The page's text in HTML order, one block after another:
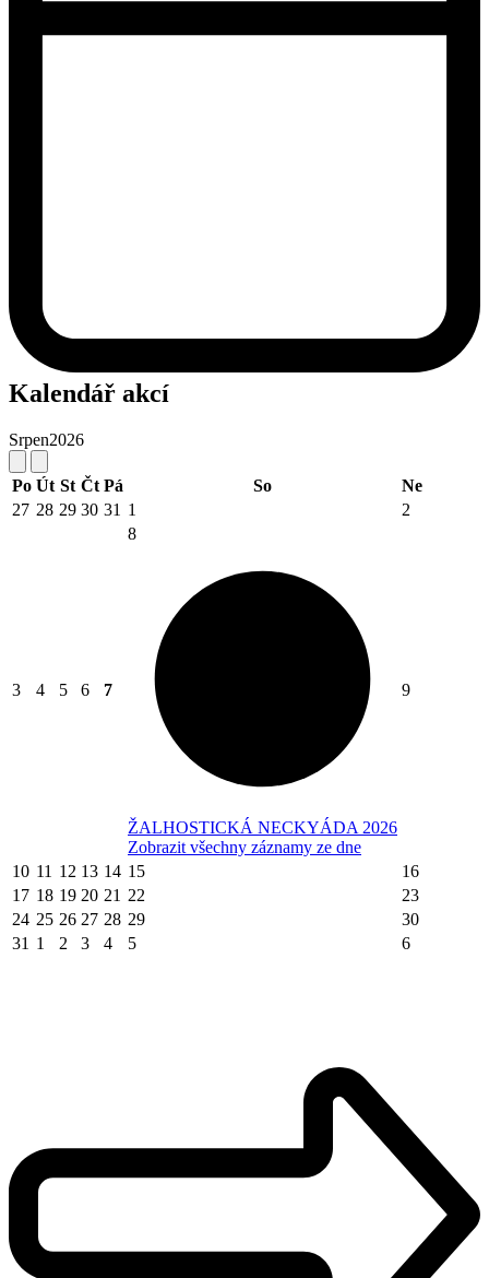
Kalendář akcí
Srpen2026
Po Út St Čt Pá So
Ne
27 28 29 30 31 1 2
3 4 5 6 7
8
ŽALHOSTICKÁ NECKYÁDA 2026
Zobrazit všechny záznamy ze dne
9
10 11 12 13 14 15
16
17 18 19 20 21 22
23
24 25 26 27 28 29
30
31 1 2 3 4 5 6